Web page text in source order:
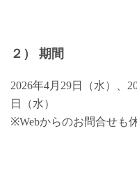
２） 期間
2026年4月29日（水）、
日（水）
※Webからのお問合せも